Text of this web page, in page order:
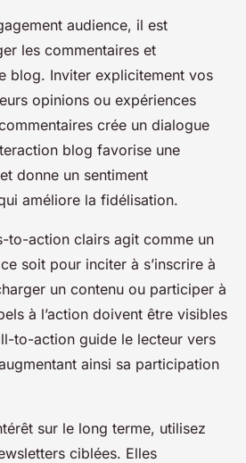
audience, il est
les commentaires et
blog. Inviter explicitement vos
opinions ou expériences
crée un dialogue
blog favorise une
donne un sentiment
améliore la fidélisation.
to-action clairs agit comme un
soit pour inciter à s’inscrire à
un contenu ou participer à
à l’action doivent être visibles
to-action guide le lecteur vers
ainsi sa participation
sur le long terme, utilisez
ciblées. Elles